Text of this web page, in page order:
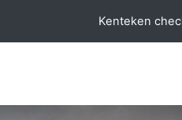
Kenteken